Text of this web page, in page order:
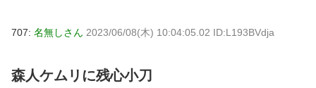
707: 名無しさん 2023/06/08(木) 10:04:05.02 ID:L193BVdja
森人ケムリに残心小刀